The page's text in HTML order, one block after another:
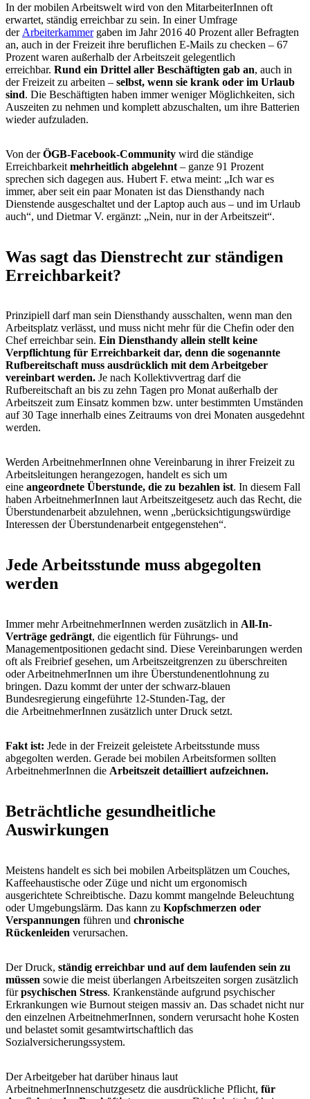
In der mobilen Arbeitswelt wird von den MitarbeiterInnen oft
erwartet, ständig erreichbar zu sein. In einer Umfrage
der Arbeiterkammergaben im Jahr 2016 40 Prozent aller Befragten
an, auch in der Freizeit ihre beruflichen E-Mails zu checken – 67
Prozent waren außerhalb der Arbeitszeit gelegentlich
erreichbar. Rund ein Drittel aller Beschäftigten gab an, auch in
der Freizeit zu arbeiten – selbst, wenn sie krank oder im Urlaub
sind. Die Beschäftigten haben immer weniger Möglichkeiten, sich
Auszeiten zu nehmen und komplett abzuschalten, um ihre Batterien
wieder aufzuladen.
Von derÖGB-Facebook-Community wird die ständige
Erreichbarkeit mehrheitlich abgelehnt – ganze 91 Prozent
sprechen sich dagegen aus. Hubert F. etwa meint: „Ich war es
immer, aber seit ein paar Monaten ist das Diensthandy nach
Dienstende ausgeschaltet und der Laptop auch aus – und im Urlaub
auch“, und Dietmar V. ergänzt: „Nein, nur in der Arbeitszeit“.
Was sagt das Dienstrecht zur ständigen
Erreichbarkeit?
Prinzipiell darf man sein Diensthandy ausschalten, wenn man den
Arbeitsplatz verlässt, und muss nicht mehr für die Chefin oder den
Chef erreichbar sein. Ein Diensthandy allein stellt keine
Verpflichtung für Erreichbarkeit dar, denn die sogenannte
Rufbereitschaft muss ausdrücklich mit dem Arbeitgeber
vereinbart werden. Je nach Kollektivvertrag darf die
Rufbereitschaft an bis zu zehn Tagen pro Monat außerhalb der
Arbeitszeit zum Einsatz kommen bzw. unter bestimmten Umständen
auf 30 Tage innerhalb eines Zeitraums von drei Monaten ausgedehnt
werden.
Werden ArbeitnehmerInnen ohne Vereinbarung in ihrer Freizeit zu
Arbeitsleitungen herangezogen, handelt es sich um
eine angeordnete Überstunde, die zu bezahlen ist. In diesem Fall
haben ArbeitnehmerInnen laut Arbeitszeitgesetz auch das Recht, die
Überstundenarbeit abzulehnen, wenn „berücksichtigungswürdige
Interessen der Überstundenarbeit entgegenstehen“.
Jede Arbeitsstunde muss abgegolten
werden
Immer mehr ArbeitnehmerInnen werden zusätzlich in All-In-
Verträge gedrängt, die eigentlich für Führungs- und
Managementpositionen gedacht sind. Diese Vereinbarungen werden
oft als Freibrief gesehen, um Arbeitszeitgrenzen zu überschreiten
oder ArbeitnehmerInnen um ihre Überstundenentlohnung zu
bringen. Dazu kommt der unter der schwarz-blauen
Bundesregierung eingeführte 12-Stunden-Tag, der
die ArbeitnehmerInnen zusätzlich unter Druck setzt.
Fakt ist: Jede in der Freizeit geleistete Arbeitsstunde muss
abgegolten werden. Gerade bei mobilen Arbeitsformen sollten
ArbeitnehmerInnen die Arbeitszeit detailliert aufzeichnen.
Beträchtliche gesundheitliche
Auswirkungen
Meistens handelt es sich bei mobilen Arbeitsplätzen um Couches,
Kaffeehaustische oder Züge und nicht um ergonomisch
ausgerichtete Schreibtische. Dazu kommt mangelnde Beleuchtung
oder Umgebungslärm. Das kann zu Kopfschmerzen oder
Verspannungen führen und chronische
Rückenleiden verursachen.
Der Druck, ständig erreichbar und auf dem laufenden sein zu
müssen sowie die meist überlangen Arbeitszeiten sorgen zusätzlich
fürpsychischen Stress. Krankenstände aufgrund psychischer
Erkrankungen wie Burnout steigen massiv an. Das schadet nicht nur
den einzelnen ArbeitnehmerInnen, sondern verursacht hohe Kosten
und belastet somit gesamtwirtschaftlich das
Sozialversicherungssystem.
Der Arbeitgeber hat darüber hinaus laut
ArbeitnehmerInnenschutzgesetz die ausdrückliche Pflicht, für